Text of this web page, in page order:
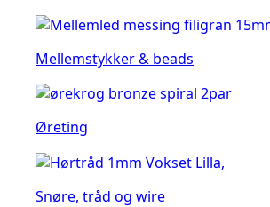
Mellemstykker & beads
Øreting
Snøre, tråd og wire